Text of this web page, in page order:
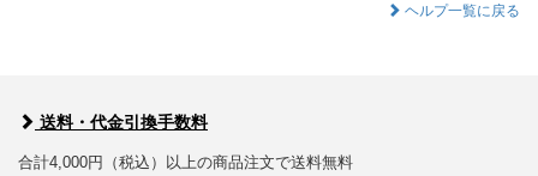
ヘルプ一覧に戻る
送料・代金引換手数料
合計4,000円（税込）以上の商品注文で送料無料